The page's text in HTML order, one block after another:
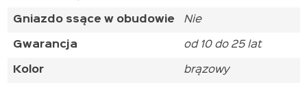
Gniazdo ssące w obudowie Nie
Gwarancja od 10 do 25 lat
Kolor brązowy